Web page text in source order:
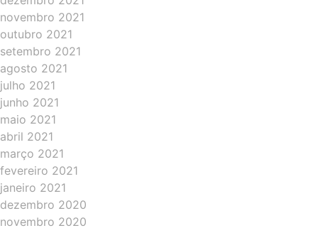
novembro 2021
outubro 2021
setembro 2021
agosto 2021
julho 2021
junho 2021
maio 2021
abril 2021
março 2021
fevereiro 2021
janeiro 2021
dezembro 2020
novembro 2020